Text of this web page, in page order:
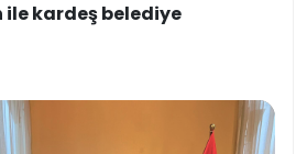
kardeş belediye